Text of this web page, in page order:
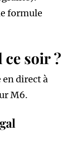
formule
soir ?
direct à
M6.